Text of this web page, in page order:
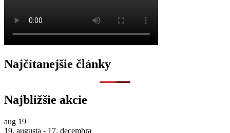
Najčítanejšie články
Najbližšie akcie
aug 19
19. augusta - 17. decembra